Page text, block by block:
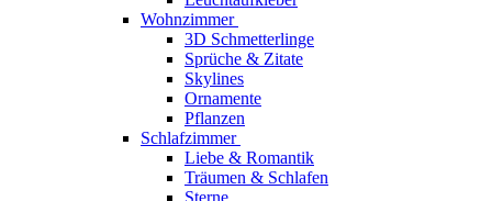
Wohnzimmer
3D Schmetterlinge
Sprüche & Zitate
Skylines
Ornamente
Pflanzen
Schlafzimmer
Liebe & Romantik
Träumen & Schlafen
Sterne